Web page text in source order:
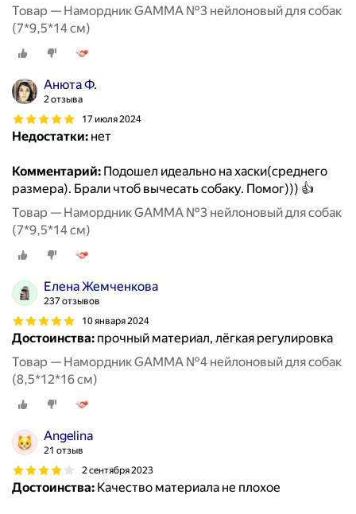
Товар — Намордник GAMMA №3 нейлоновый для собак
(7*9,5*14 см)
Анюта Ф.
2 отзыва
17 июля 2024
Недостатки: нет
Комментарий: Подошел идеально на хаски(среднего
размера). Брали чтоб вычесать собаку. Помог))) 👍
Товар — Намордник GAMMA №3 нейлоновый для собак
(7*9,5*14 см)
Елена Жемченкова
237 отзывов
10 января 2024
Достоинства: прочный материал, лёгкая регулировка
Товар — Намордник GAMMA №4 нейлоновый для собак
(8,5*12*16 см)
Angelina
21 отзыв
2 сентября 2023
Достоинства: Качество материала не плохое